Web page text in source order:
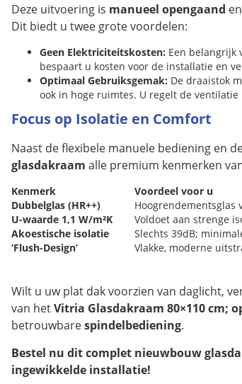
Deze uitvoering is manueel opengaand
Dit biedt u twee grote voordelen:
Geen Elektriciteitskosten: Een belangrijk
bespaart u kosten voor de installatie en
Optimaal Gebruiksgemak: De draaistok
ook in hoge ruimtes. U regelt de
Focus op Isolatie en Comfort
Naast de flexibele manuele bediening en
glasdakraam alle premium kenmerken
Kenmerk
Voordeel voor u
Dubbelglas (HR++)
Hoogrendementsglas
U-waarde 1,1 W/m²K
Voldoet aan strenge
Akoestische isolatie Slechts 39dB;
‘Flush-Design’
Vlakke, moderne
Wilt u uw plat dak voorzien van daglicht,
van hetVitria Glasdakraam 80×110 cm;
betrouwbarespindelbediening.
Bestel nu dit complet nieuwbouw
ingewikkelde installatie!